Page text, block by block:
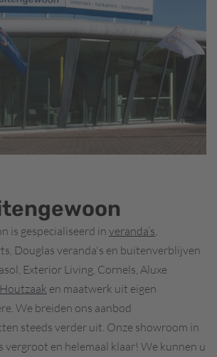
is gespecialiseerd in veranda’s
Douglas veranda's en buitenverblijven
Exterior Living, Cornels, Aluxe
en maatwerk uit eigen
We breiden ons aanbod
steeds verder uit. Onze showroom in
vergroot en helemaal klaar! We kunnen u